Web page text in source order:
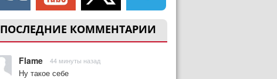
ПОСЛЕДНИЕ КОММЕНТАРИИ
Flame 44 минуты назад
Ну такое себе